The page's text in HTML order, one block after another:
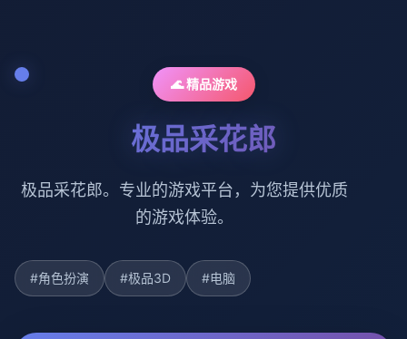
🌊 精品游戏
极品采花郎
极品采花郎。专业的游戏平台，为您提供优质
的游戏体验。
#角色扮演 #极品3D #电脑